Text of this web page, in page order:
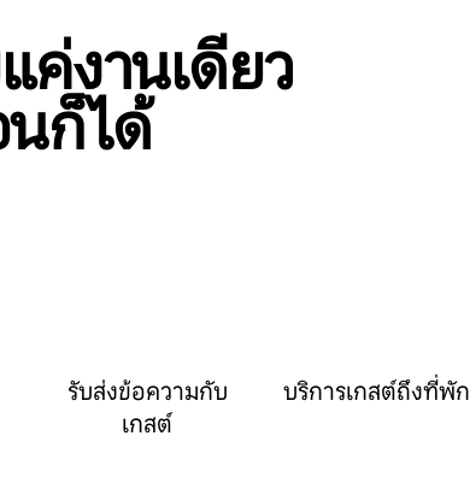
ค่งานเดียว
ก็ได้
รับส่งข้อความกับ
เกสต์
บริการเกสต์ถึงที่พัก